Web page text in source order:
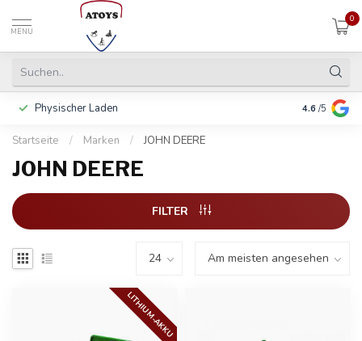
MENU
0
Physischer Laden In 3 Raten
4.6 /5
Startseite / Marken / JOHN DEERE
JOHN DEERE
FILTER
LITHIUM-AKKU